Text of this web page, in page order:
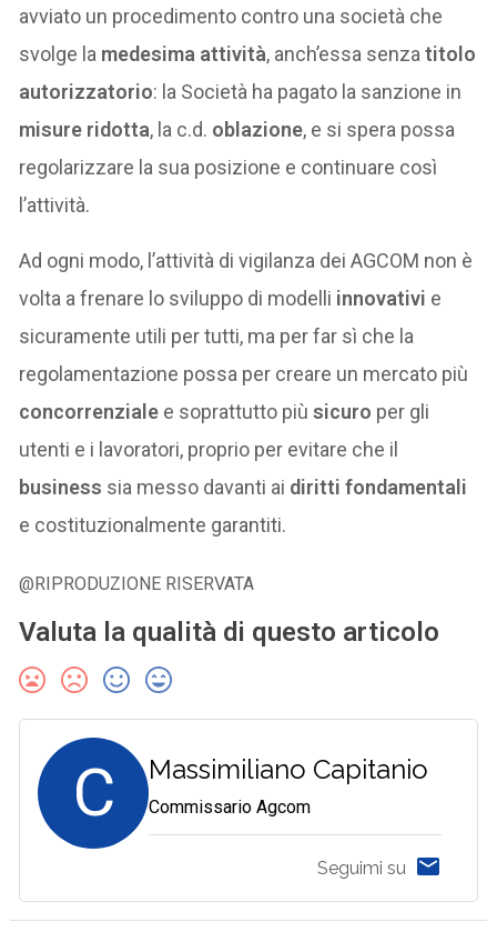
avviato un procedimento contro una società che
svolge la medesima attività, anch’essa senzatitolo
autorizzatorio: la Società ha pagato la sanzione in
misure ridotta, la c.d. oblazione, e si spera possa
regolarizzare la sua posizione e continuare così
l’attività.
Ad ogni modo, l’attività di vigilanza dei AGCOM non è
volta a frenare lo sviluppo di modelli innovativi e
sicuramente utili per tutti, ma per far sì che la
regolamentazione possa per creare un mercato più
concorrenziale e soprattutto piùsicuro per gli
utenti e i lavoratori, proprio per evitare che il
business sia messo davanti ai diritti fondamentali
e costituzionalmente garantiti.
@RIPRODUZIONE RISERVATA
Valuta la qualità di questo articolo
C Massimiliano Capitanio
Commissario Agcom
Seguimi su